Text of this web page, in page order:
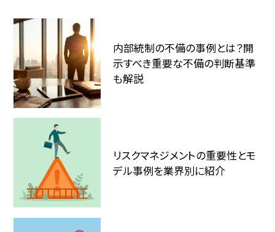
内部統制の不備の事例とは？開
示すべき重要な不備の判断基準
も解説
リスクマネジメントの重要性とモ
デル事例を業界別に紹介